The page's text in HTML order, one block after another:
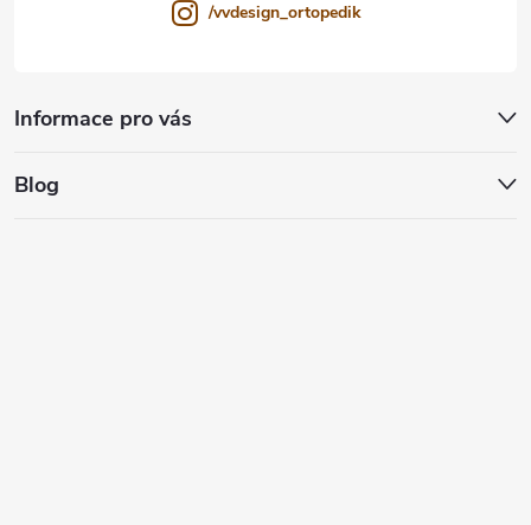
/vvdesign_ortopedik
Informace pro vás
Blog